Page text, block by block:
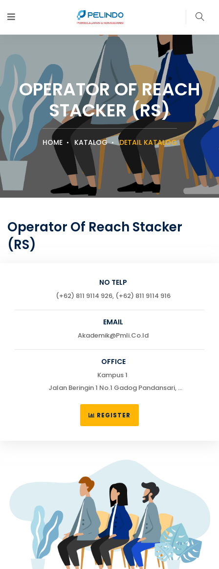
OPERATOR OF REACH
STACKER (RS)
HOME KATALOG DETAIL KATALOG
Operator Of Reach Stacker
(RS)
NO TELP
(+62) 811 9114 926, (+62) 811 9114 916
EMAIL
Akademik@pmli.co.id
OFFICE
Kampus 1
Jalan Beringin 1 No.1 Gadog Pandansari,
Telp : (0251) 7555622 / 755551
Utara 14260
Telp : (+62) 888 0833 8999
Learning Support 1 : +62 811 9114 926
Learning Support 2 : +62 811 9114 916
REGISTER